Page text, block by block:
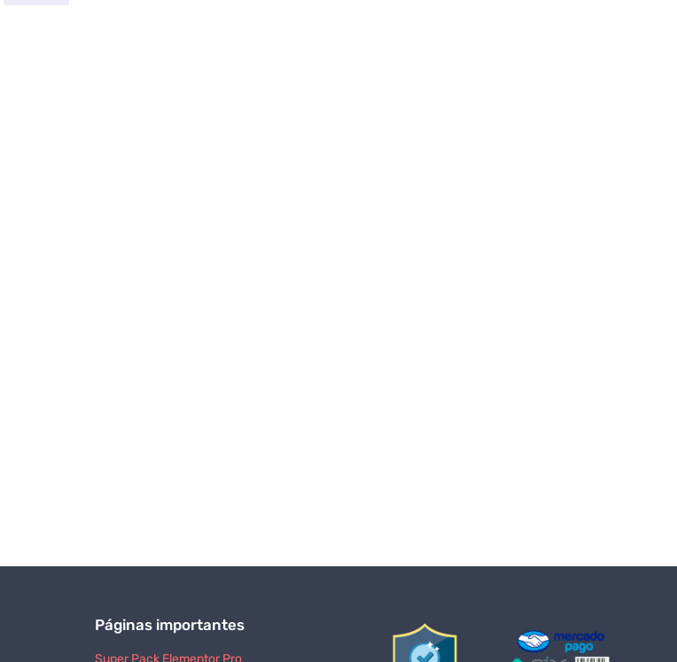
Páginas importantes
Super Pack Elementor Pro